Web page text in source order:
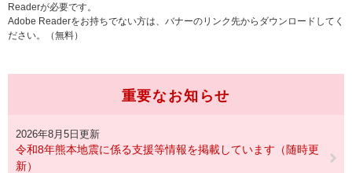
Readerが必要です。
Adobe Readerをお持ちでない方は、バナーのリンク先からダウンロードしてく
ださい。（無料）
重要なお知らせ
2026年8月5日更新
令和8年熊本地震に係る支援等情報を掲載しています（随時更
新）